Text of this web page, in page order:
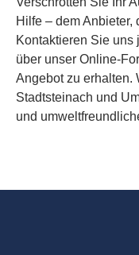
Hilfe – dem Anbieter,
Kontaktieren Sie uns
über unser Online-
Angebot zu erhalten.
Stadtsteinach und
und